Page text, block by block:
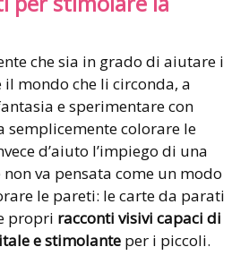
che sia in grado di aiutare i
mondo che li circonda, a
e sperimentare con
semplicemente colorare le
d’aiuto l’impiego di una
va pensata come un modo
le pareti: le carte da parati
propri racconti visivi capaci di
e stimolante per i piccoli.